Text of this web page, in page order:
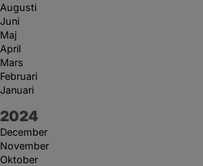
Augusti
Juni
Maj
April
Mars
Februari
Januari
År:
2024
December
November
Oktober